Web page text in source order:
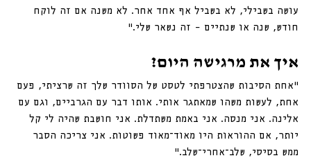
עושה בשבילי, לא בשביל אף אחד אחר. לא משנה אם זה לוקח
חודש, שנה או שנתיים – זה נשאר שלי.״
איך את מרגישה היום?
״אחת הסיבות שהצטרפתי לטסט של הסוודר שלך זה שרציתי, פעם
אחת, לעשות משהו שמאתגר אותי. אותו דבר עם הגרביים, וגם עם
אלינה. אני מנסה. אני באמת משתדלת. אני חושבת שהיה לי קל
יותר, אם ההוראות היו מאוד־מאוד פשוטות. אני צריכה הסבר
ממש בסיסי, שלב־אחרי־שלב.״